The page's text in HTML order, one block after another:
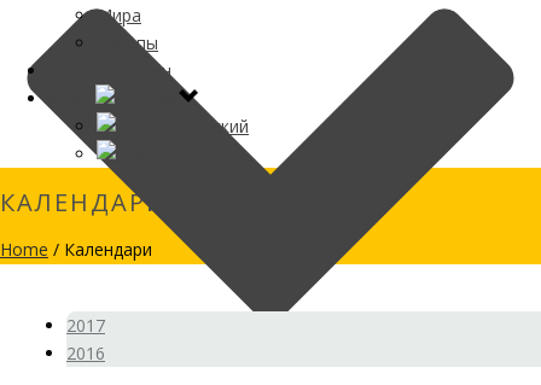
Мира
Европы
Играть онлайн
Русский
КАЛЕНДАРИ
Home / Календари
2017
2016